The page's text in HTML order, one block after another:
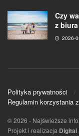
Czy
z
2026-
Polityka prywatności
Regulamin korzystania
© 2026 - Najświeższe
Projekt i realizacja Digital